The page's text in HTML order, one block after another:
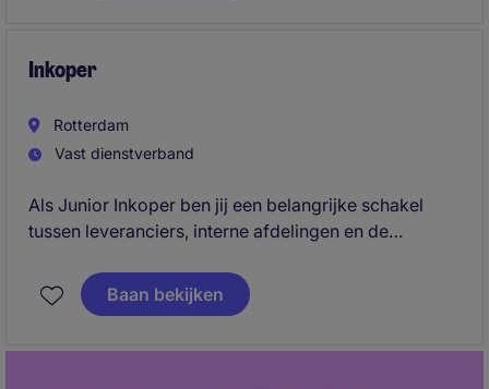
bemanning tijdens scheepsbezoeken.
Inkoper
Rotterdam
Vast dienstverband
Als Junior Inkoper ben jij een belangrijke schakel
tussen leveranciers, interne afdelingen en de
diensten op tijd beschikbaar zijn tegen de juiste
voorwaarden. Geen dag is hetzelfde: de ene keer
Baan bekijken